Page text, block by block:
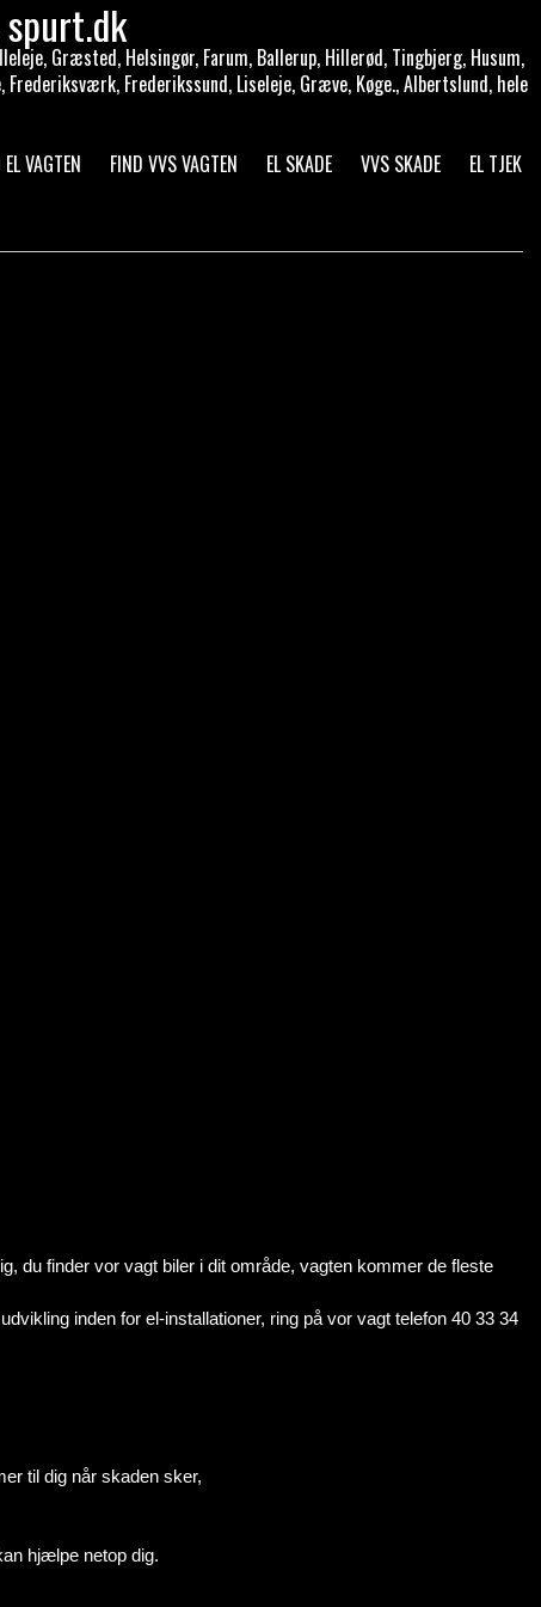
spurt.dk
Græsted, Helsingør, Farum, Ballerup, Hillerød, Tingbjerg, Husum,
Frederiksværk, Frederikssund, Liseleje, Græve, Køge., Albertslund, hele
VAGTEN FIND VVS VAGTEN EL SKADE VVS SKADE
EL TJEK
du finder vor vagt biler i dit område, vagten kommer de fleste
inden for el-installationer, ring på vor vagt telefon 40 33 34
til dig når skaden sker,
hjælpe netop dig.